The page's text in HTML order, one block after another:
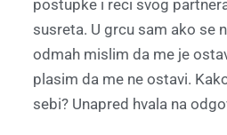
postupke i reci svog
susreta. U grcu sam ako se
odmah mislim da me je
plasim da me ne ostavi.
sebi? Unapred hvala na